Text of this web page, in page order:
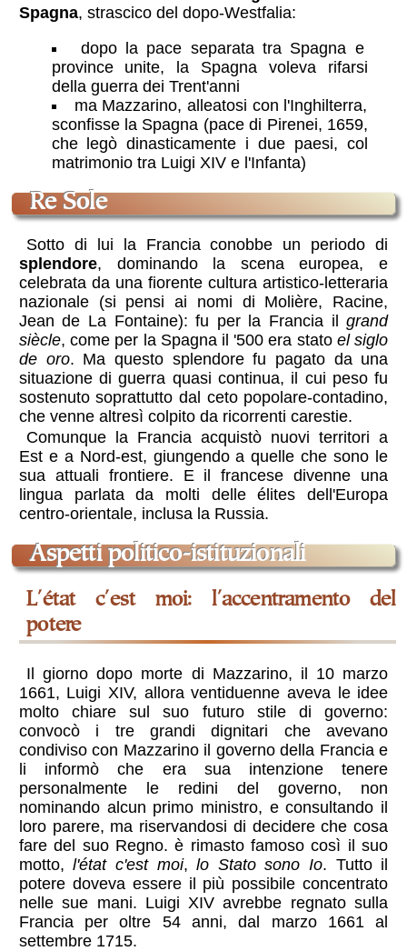
Spagna, strascico del dopo-Westfalia:
dopo la pace separata tra Spagna e
province unite, la Spagna voleva rifarsi
della guerra dei Trent'anni
ma Mazzarino, alleatosi con l'Inghilterra,
sconfisse la Spagna (pace di Pirenei, 1659,
che legò dinasticamente i due paesi, col
matrimonio tra Luigi XIV e l'Infanta)
Re Sole
Sotto di lui la Francia conobbe un periodo di
splendore, dominando la scena europea, e
celebrata da una fiorente cultura artistico-letteraria
nazionale (si pensi ai nomi di Molière, Racine,
Jean de La Fontaine): fu per la Francia ilgrand
siècle, come per la Spagna il '500 era stato el siglo
de oro. Ma questo splendore fu pagato da una
situazione di guerra quasi continua, il cui peso fu
sostenuto soprattutto dal ceto popolare-contadino,
che venne altresì colpito da ricorrenti carestie.
Comunque la Francia acquistò nuovi territori a
Est e a Nord-est, giungendo a quelle che sono le
sua attuali frontiere. E il francese divenne una
lingua parlata da molti delle élites dell'Europa
centro-orientale, inclusa la Russia.
aspetti politico-istituzionali
l'état c'est moi: l'accentramento del
potere
Il giorno dopo morte di Mazzarino, il 10 marzo
1661, Luigi XIV, allora ventiduenne aveva le idee
molto chiare sul suo futuro stile di governo:
convocò i tre grandi dignitari che avevano
condiviso con Mazzarino il governo della Francia e
li informò che era sua intenzione tenere
personalmente le redini del governo, non
nominando alcun primo ministro, e consultando il
loro parere, ma riservandosi di decidere che cosa
fare del suo Regno. è rimasto famoso così il suo
motto,l'état c'est moi,lo Stato sono Io. Tutto il
potere doveva essere il più possibile concentrato
nelle sue mani. Luigi XIV avrebbe regnato sulla
Francia per oltre 54 anni, dal marzo 1661 al
settembre 1715.